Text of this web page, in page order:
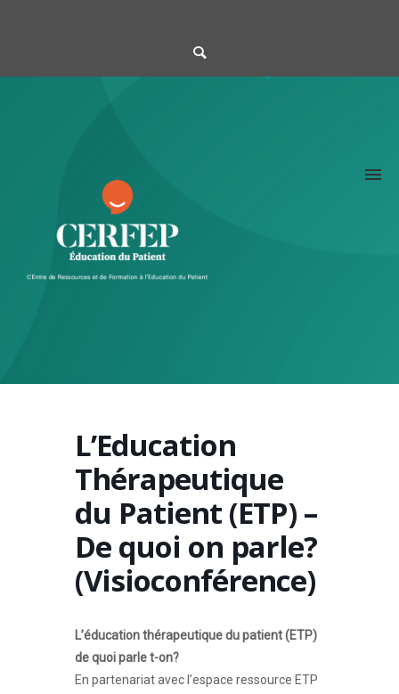
L’Education
Thérapeutique
du Patient (ETP) –
De quoi on parle?
(Visioconférence)
L’éducation thérapeutique du patient (ETP)
de quoi parle t-on?
En partenariat avec l’espace ressource ETP